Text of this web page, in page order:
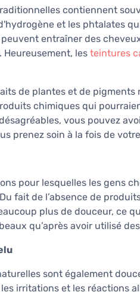
contiennent
et les phtalates
entraîner des
les teintures
de plantes et de
chimiques qui
vous pouvez
prenez soin à la fois de
pour lesquelles les gens
fait de l’absence de
plus de douceur, ce
qu’après avoir utilisé
sont également
irritations et les réactions